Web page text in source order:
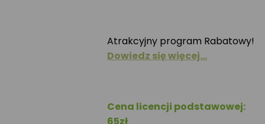
Atrakcyjny program Rabatowy!
Dowiedz się więcej…
Cena licencji podstawowej:
65zł